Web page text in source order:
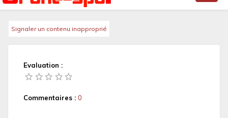
Signaler un contenu inapproprié
Evaluation :
Commentaires : 0